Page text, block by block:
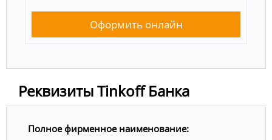
Оформить онлайн
Реквизиты Tinkoff Банка
Полное фирменное наименование: